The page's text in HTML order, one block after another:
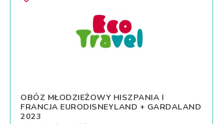
OBÓZ MŁODZIEŻOWY HISZPANIA I
FRANCJA EURODISNEYLAND + GARDALAND
2023